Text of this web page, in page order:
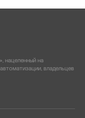
нацеленный на
владельцев